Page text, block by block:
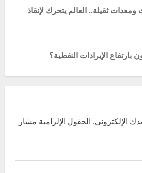
ثقيلة.. العالم يتحرك لإنقاذ
بارتفاع الإيرادات النفطية؟
الإلكتروني. الحقول الإلزامية مشار